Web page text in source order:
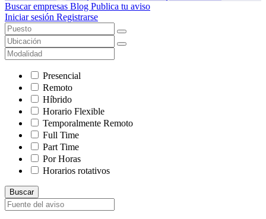
Buscar empresas Blog Publica tu aviso
Iniciar sesión Registrarse
Presencial
Remoto
Híbrido
Horario Flexible
Temporalmente Remoto
Full Time
Part Time
Por Horas
Horarios rotativos
Buscar